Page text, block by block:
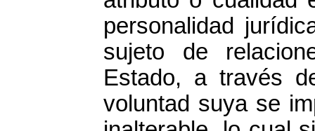
personalidad
sujeto de
Estado, a través
voluntad suya se